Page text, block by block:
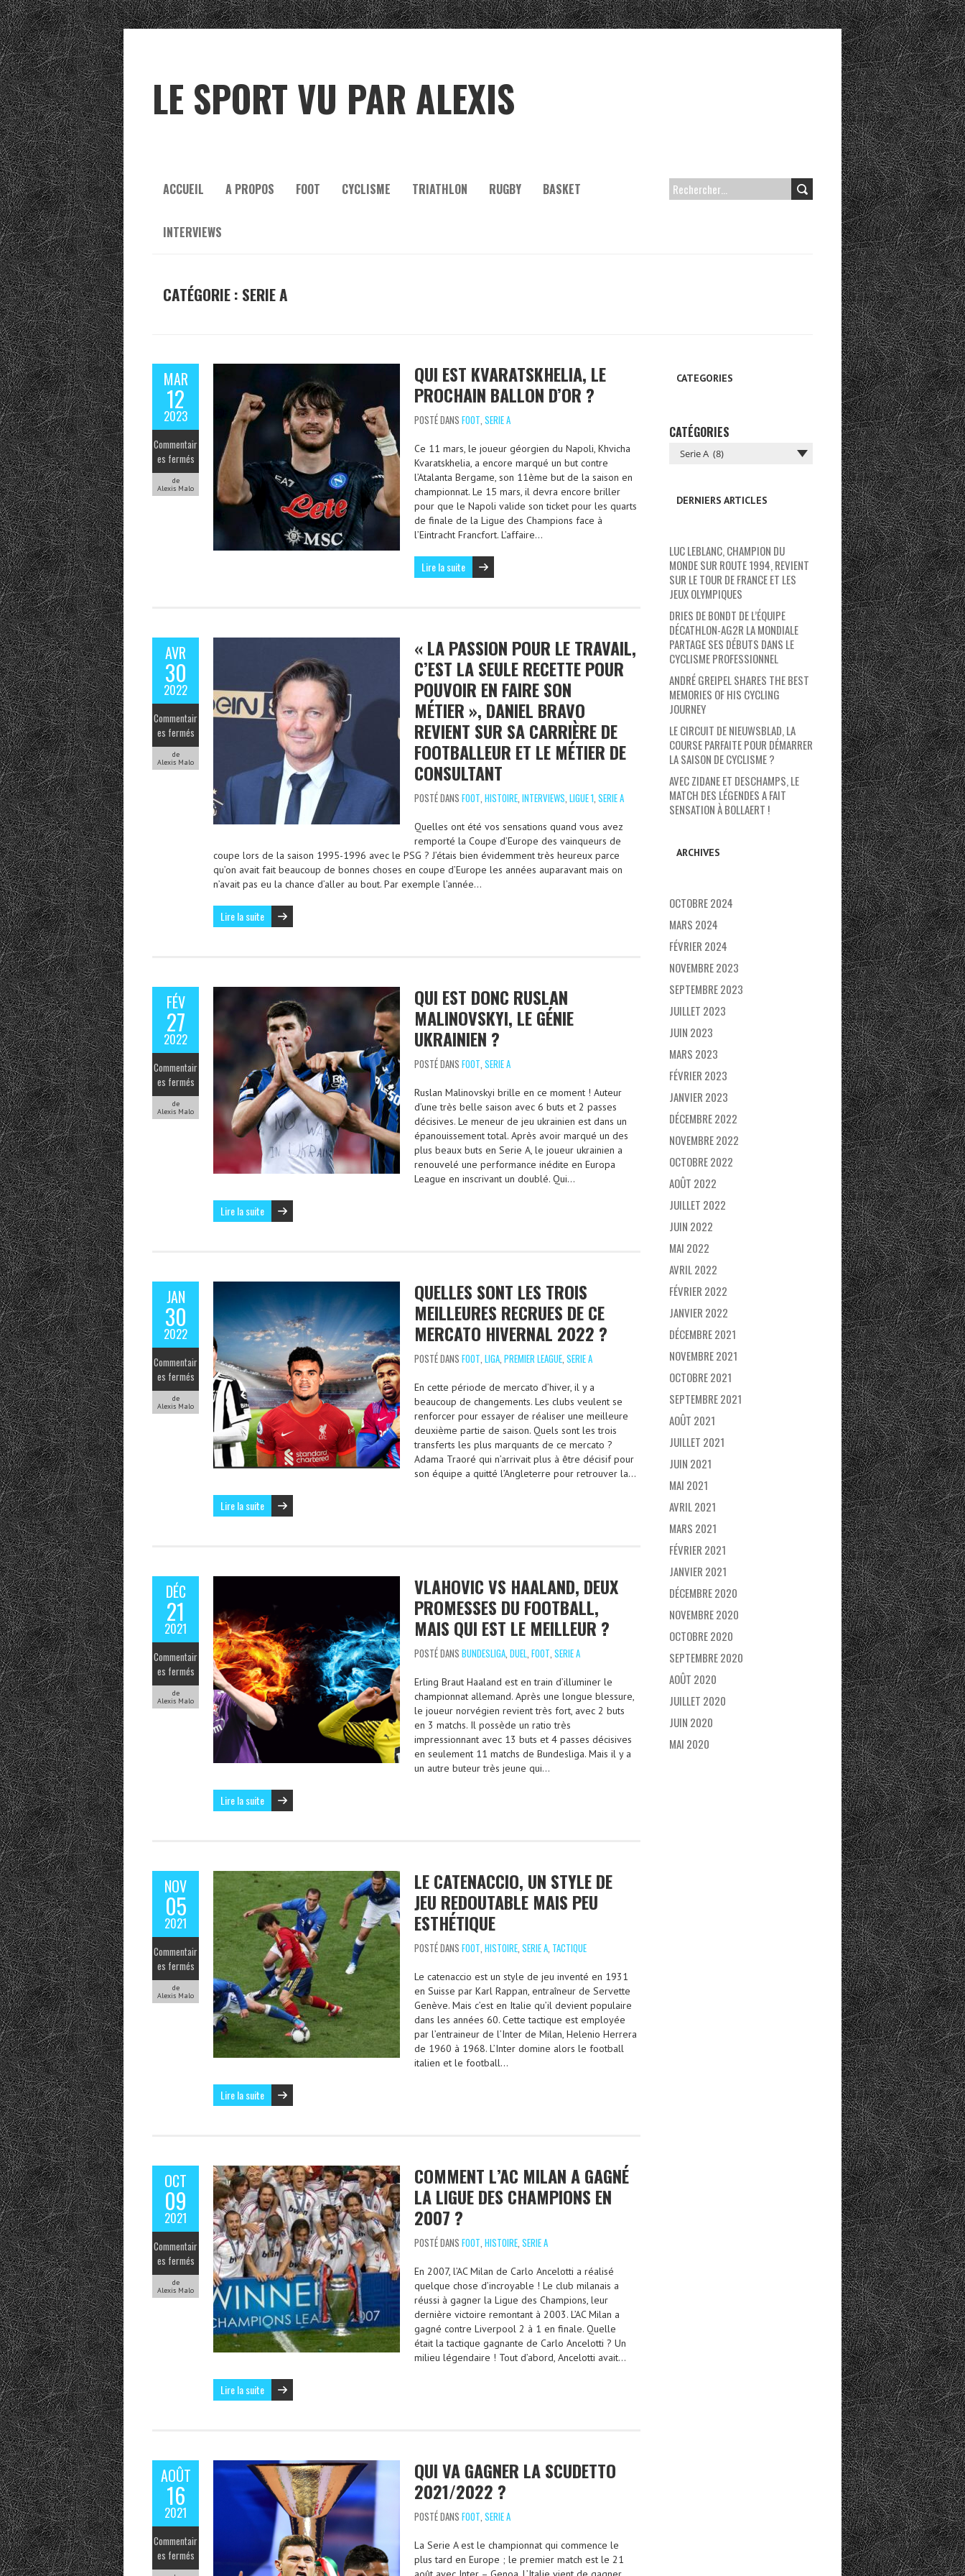
LE SPORT VU PAR ALEXIS
ACCUEIL A PROPOS FOOT CYCLISME TRIATHLON RUGBY BASKET
INTERVIEWS
RECHERCHER :
CATÉGORIE : SERIE A
MAR
12
2023
Commentair
es fermés
de
Alexis Malo
QUI EST KVARATSKHELIA, LE
PROCHAIN BALLON D’OR ?
POSTÉ DANS FOOT, SERIE A
Ce 11 mars, le joueur géorgien du Napoli, Khvicha
Kvaratskhelia, a encore marqué un but contre
l’Atalanta Bergame, son 11ème but de la saison en
championnat. Le 15 mars, il devra encore briller
pour que le Napoli valide son ticket pour les quarts
de finale de la Ligue des Champions face à
l’Eintracht Francfort. L’affaire…
Lire la suite
AVR
30
2022
Commentair
es fermés
de
Alexis Malo
« LA PASSION POUR LE TRAVAIL,
C’EST LA SEULE RECETTE POUR
POUVOIR EN FAIRE SON
MÉTIER », DANIEL BRAVO
REVIENT SUR SA CARRIÈRE DE
FOOTBALLEUR ET LE MÉTIER DE
CONSULTANT
POSTÉ DANS FOOT, HISTOIRE, INTERVIEWS, LIGUE 1, SERIE A
Quelles ont été vos sensations quand vous avez
remporté la Coupe d’Europe des vainqueurs de
coupe lors de la saison 1995-1996 avec le PSG ? J’étais bien évidemment très heureux parce
qu’on avait fait beaucoup de bonnes choses en coupe d’Europe les années auparavant mais on
n’avait pas eu la chance d’aller au bout. Par exemple l’année…
Lire la suite
FÉV
27
2022
Commentair
es fermés
de
Alexis Malo
QUI EST DONC RUSLAN
MALINOVSKYI, LE GÉNIE
UKRAINIEN ?
POSTÉ DANS FOOT, SERIE A
Ruslan Malinovskyi brille en ce moment ! Auteur
d’une très belle saison avec 6 buts et 2 passes
décisives. Le meneur de jeu ukrainien est dans un
épanouissement total. Après avoir marqué un des
plus beaux buts en Serie A, le joueur ukrainien a
renouvelé une performance inédite en Europa
League en inscrivant un doublé. Qui…
Lire la suite
JAN
30
2022
Commentair
es fermés
de
Alexis Malo
QUELLES SONT LES TROIS
MEILLEURES RECRUES DE CE
MERCATO HIVERNAL 2022 ?
POSTÉ DANS FOOT, LIGA, PREMIER LEAGUE, SERIE A
En cette période de mercato d’hiver, il y a
beaucoup de changements. Les clubs veulent se
renforcer pour essayer de réaliser une meilleure
deuxième partie de saison. Quels sont les trois
transferts les plus marquants de ce mercato ?
Adama Traoré qui n’arrivait plus à être décisif pour
son équipe a quitté l’Angleterre pour retrouver la…
Lire la suite
DÉC
21
2021
Commentair
es fermés
de
Alexis Malo
VLAHOVIC VS HAALAND, DEUX
PROMESSES DU FOOTBALL,
MAIS QUI EST LE MEILLEUR ?
POSTÉ DANS BUNDESLIGA, DUEL, FOOT, SERIE A
Erling Braut Haaland est en train d’illuminer le
championnat allemand. Après une longue blessure,
le joueur norvégien revient très fort, avec 2 buts
en 3 matchs. Il possède un ratio très
impressionnant avec 13 buts et 4 passes décisives
en seulement 11 matchs de Bundesliga. Mais il y a
un autre buteur très jeune qui…
Lire la suite
NOV
05
2021
Commentair
es fermés
de
Alexis Malo
LE CATENACCIO, UN STYLE DE
JEU REDOUTABLE MAIS PEU
ESTHÉTIQUE
POSTÉ DANS FOOT, HISTOIRE, SERIE A, TACTIQUE
Le catenaccio est un style de jeu inventé en 1931
en Suisse par Karl Rappan, entraîneur de Servette
Genève. Mais c’est en Italie qu’il devient populaire
dans les années 60. Cette tactique est employée
par l’entraineur de l’Inter de Milan, Helenio Herrera
de 1960 à 1968. L’Inter domine alors le football
italien et le football…
Lire la suite
OCT
09
2021
Commentair
es fermés
de
Alexis Malo
COMMENT L’AC MILAN A GAGNÉ
LA LIGUE DES CHAMPIONS EN
2007 ?
POSTÉ DANS FOOT, HISTOIRE, SERIE A
En 2007, l’AC Milan de Carlo Ancelotti a réalisé
quelque chose d’incroyable ! Le club milanais a
réussi à gagner la Ligue des Champions, leur
dernière victoire remontant à 2003. L’AC Milan a
gagné contre Liverpool 2 à 1 en finale. Quelle
était la tactique gagnante de Carlo Ancelotti ? Un
milieu légendaire ! Tout d’abord, Ancelotti avait…
Lire la suite
AOÛT
16
2021
Commentair
es fermés
QUI VA GAGNER LA SCUDETTO
2021/2022 ?
POSTÉ DANS FOOT, SERIE A
La Serie A est le championnat qui commence le
plus tard en Europe ; le premier match est le 21
CATEGORIES
CATÉGORIES
DERNIERS ARTICLES
LUC LEBLANC, CHAMPION DU
MONDE SUR ROUTE 1994, REVIENT
SUR LE TOUR DE FRANCE ET LES
JEUX OLYMPIQUES
DRIES DE BONDT DE L’ÉQUIPE
DÉCATHLON-AG2R LA MONDIALE
PARTAGE SES DÉBUTS DANS LE
CYCLISME PROFESSIONNEL
ANDRÉ GREIPEL SHARES THE BEST
MEMORIES OF HIS CYCLING
JOURNEY
LE CIRCUIT DE NIEUWSBLAD, LA
COURSE PARFAITE POUR DÉMARRER
LA SAISON DE CYCLISME ?
AVEC ZIDANE ET DESCHAMPS, LE
MATCH DES LÉGENDES A FAIT
SENSATION À BOLLAERT !
ARCHIVES
OCTOBRE 2024
MARS 2024
FÉVRIER 2024
NOVEMBRE 2023
SEPTEMBRE 2023
JUILLET 2023
JUIN 2023
MARS 2023
FÉVRIER 2023
JANVIER 2023
DÉCEMBRE 2022
NOVEMBRE 2022
OCTOBRE 2022
AOÛT 2022
JUILLET 2022
JUIN 2022
MAI 2022
AVRIL 2022
FÉVRIER 2022
JANVIER 2022
DÉCEMBRE 2021
NOVEMBRE 2021
OCTOBRE 2021
SEPTEMBRE 2021
AOÛT 2021
JUILLET 2021
JUIN 2021
MAI 2021
AVRIL 2021
MARS 2021
FÉVRIER 2021
JANVIER 2021
DÉCEMBRE 2020
NOVEMBRE 2020
OCTOBRE 2020
SEPTEMBRE 2020
AOÛT 2020
JUILLET 2020
JUIN 2020
MAI 2020